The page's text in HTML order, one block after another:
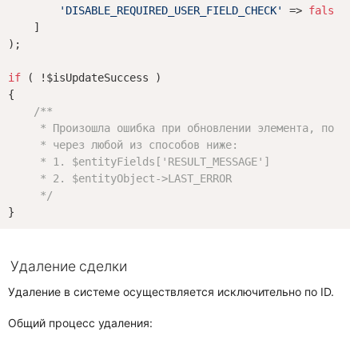
'DISABLE_REQUIRED_USER_FIELD_CHECK'
=> false
    ]
);
if ( !$isUpdateSuccess )
{
/**
* Произошла ошибка при обновлении элемента,
     * через любой из способов ниже:
     * 1. $entityFields['RESULT_MESSAGE']
     * 2. $entityObject->LAST_ERROR
     */
Удаление сделки
Удаление в системе осуществляется исключительно по ID.
Общий процесс удаления: